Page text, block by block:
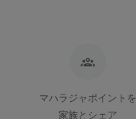
マハラジャポイントを
家族とシェア